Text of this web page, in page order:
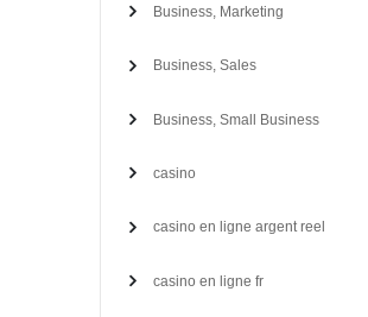
Business, Marketing
Business, Sales
Business, Small Business
casino
casino en ligne argent reel
casino en ligne fr